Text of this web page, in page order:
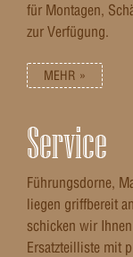
für Montagen,
zur Verfügung.
MEHR »
Service
Führungsdorne,
liegen griffbereit
schicken wir
Ersatzteilliste mit